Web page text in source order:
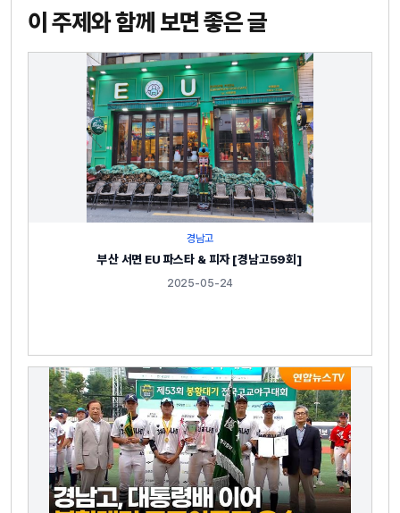
이 주제와 함께 보면 좋은 글
경남고
부산 서면 EU 파스타 & 피자 [경남고59회]
2025-05-24